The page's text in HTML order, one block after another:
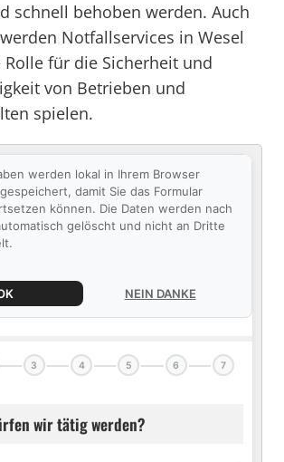
schnell behoben werden. Auch
Notfallservices in Wesel
für die Sicherheit und
von Betrieben und
spielen.
werden lokal in Ihrem Browser
damit Sie das Formular
können. Die Daten werden nach
gelöscht und nicht an Dritte
NEIN DANKE
3 4 5 6 7
wir tätig werden?